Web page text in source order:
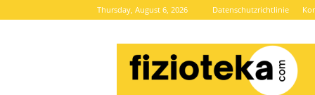
Thursday, August 6, 2026 Datenschutzrichtlinie
Brze
vijesti